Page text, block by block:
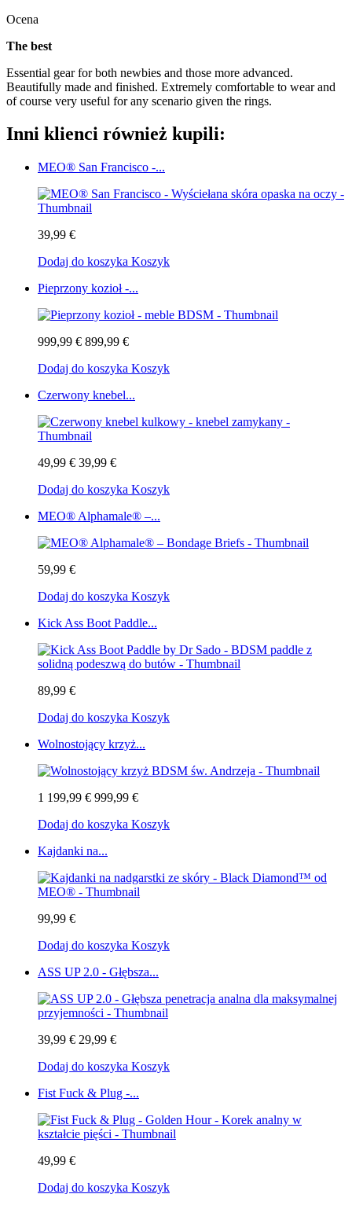
Ocena
The best
Essential gear for both newbies and those more advanced.
Beautifully made and finished. Extremely comfortable to wear and
of course very useful for any scenario given the rings.
Inni klienci również kupili:
MEO® San Francisco -...
39,99 €
Dodaj do koszyka Koszyk
Pieprzony kozioł -...
999,99 € 899,99 €
Dodaj do koszyka Koszyk
Czerwony knebel...
49,99 € 39,99 €
Dodaj do koszyka Koszyk
MEO® Alphamale® –...
59,99 €
Dodaj do koszyka Koszyk
Kick Ass Boot Paddle...
89,99 €
Dodaj do koszyka Koszyk
Wolnostojący krzyż...
1 199,99 € 999,99 €
Dodaj do koszyka Koszyk
Kajdanki na...
99,99 €
Dodaj do koszyka Koszyk
ASS UP 2.0 - Głębsza...
39,99 € 29,99 €
Dodaj do koszyka Koszyk
Fist Fuck & Plug -...
49,99 €
Dodaj do koszyka Koszyk